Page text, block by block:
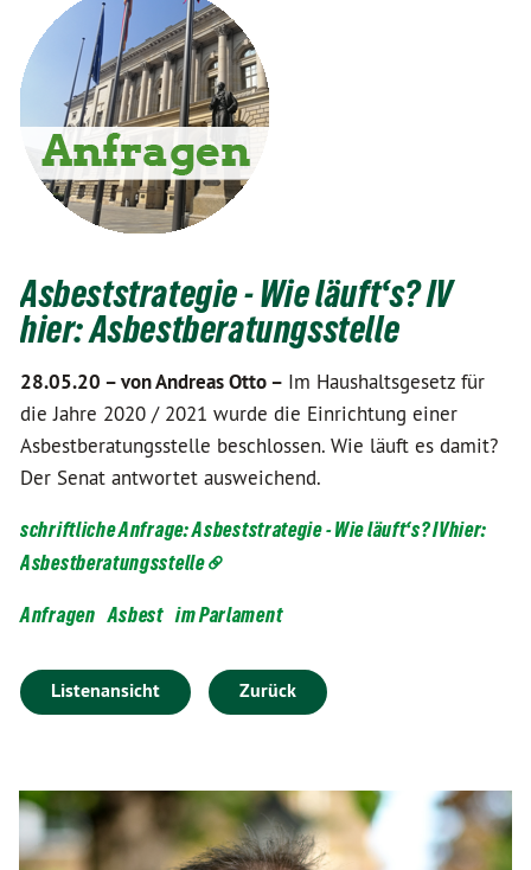
Asbeststrategie - Wie läuft‘s? IV
hier: Asbestberatungsstelle
28.05.20 –von Andreas Otto – Im Haushaltsgesetz für
die Jahre 2020 / 2021 wurde die Einrichtung einer
Asbestberatungsstelle beschlossen. Wie läuft es damit?
Der Senat antwortet ausweichend.
schriftliche Anfrage: Asbeststrategie - Wie läuft‘s? IVhier:
Asbestberatungsstelle
Anfragen Asbest im Parlament
Listenansicht Zurück